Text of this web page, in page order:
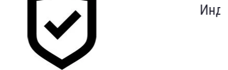
Индивидуальный подход